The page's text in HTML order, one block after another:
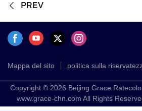
PREV
Mappa del sito politica sulla
Copyright © 2026 Beijing Grace
www.grace-chn.com All Rights